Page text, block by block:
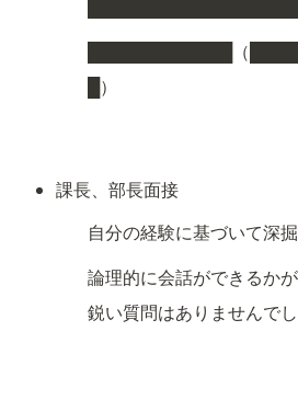
████████████（
█）
課長、部長面接
自分の経験に基づいて深掘
論理的に会話ができるか
鋭い質問はありませんでし